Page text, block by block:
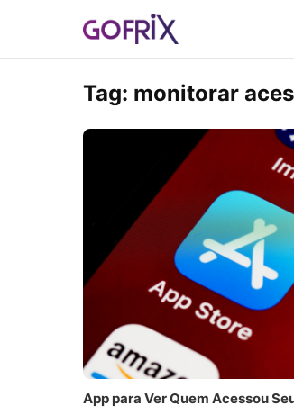
Tag: monitorar
App para Ver Quem Acessou